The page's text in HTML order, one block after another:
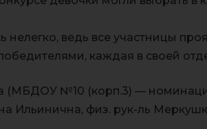
ведь все участницы
каждая в своей
(МБДОУ №10 (корп.3) —
Ильинична, физ. рук-ль